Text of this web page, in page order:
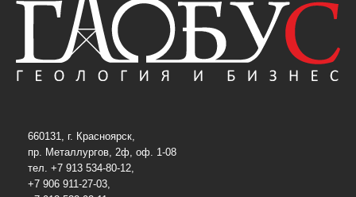
660131, г. Красноярск,
пр. Металлургов, 2ф, оф. 1-08
тел. +7 913 534-80-12,
+7 906 911-27-03,